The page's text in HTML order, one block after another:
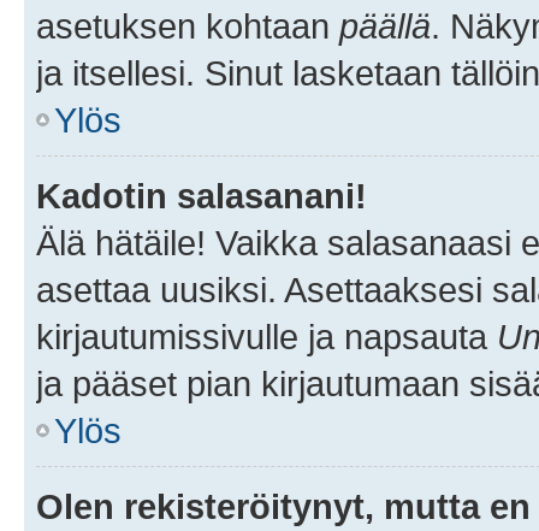
asetuksen kohtaan päällä.
ja itsellesi. Sinut lasketaan
Ylös
Kadotin salasanani!
Älä hätäile! Vaikka salasanaasi
asettaa uusiksi. Asettaaksesi
kirjautumissivulle ja napsauta
ja pääset pian kirjautumaan
Ylös
Olen rekisteröitynyt, mutta